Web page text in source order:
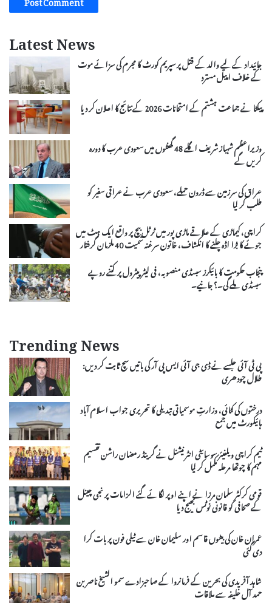
Latest News
جائیداد کے لیے والد کے قتل پر سپریم کورٹ کا مجرم کی سزائے موت
کے خلاف اپیل مسترد
پیکٹا نے جماعت ہشتم کے امتحانات 2026 کے نتائج کا اعلان کر دیا
وزیراعظم شہباز شریف اگلے 48 گھنٹوں میں سعودی عرب کا دورہ
کریں گے
عراق کی سرزمین سے ڈرون حملے، سعودی عرب نے عراقی سفیر کو
طلب کر لیا
کراچی، کیماڑی کے علاقے ماڑی پور میں ٹرٹل بیچ پر واقع ایک ہٹ میں
جوئے کا بڑا اڈہ چلنے کا انکشاف، خاتون سرغنہ سمیت 40 ملزمان گرفتار
پنجاب حکومت کا بائیکرز سبسڈی منصوبہ، فی لیٹر پیٹرول پر کتنے روپے
سبسڈی ملے گی۔؟ جانیے۔
Trending News
پی ٹی آئی جلسے نے ڈی جی آئی ایس پی آر کی باتیں سچ ثابت کر دیں:
طلال چودھری
درختوں کی کٹائی، وزارتِ موسمیاتی تبدیلی کا تحریری جواب اسلام آباد
ہائیکورٹ میں جمع
ٹیم کراچی ویلفیئر سوسائٹی انٹرنیشنل نے گرینڈ رمضان راشن تقسیم
مہم کا چوتھا مرحلہ مکمل کر لیا
قومی کرکٹر سلمان مرزا نے اپنے اوپر لگائے گئے الزامات پر نجی چینل
کے صحافی کو قانونی نوٹس بھیج دیا
عمران خان کی بیٹوں قاسم اور سلیمان خان سے ٹیلی فون پر بات کرا
دی گئی
شاہد آفریدی کی بحرین کے فرمانروا کے صاحبزادے سمو الشیخ ناصر بن
حمد آل خلیفہ سے ملاقات